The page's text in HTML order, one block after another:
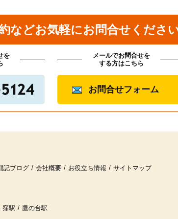
未定
などお気軽にお問合せください
を
メールでお問合せを
する方はこちら
お問合せフォーム
記ブログ 会社概要 お役立ち情報 サイトマップ
窪駅 鷹の台駅